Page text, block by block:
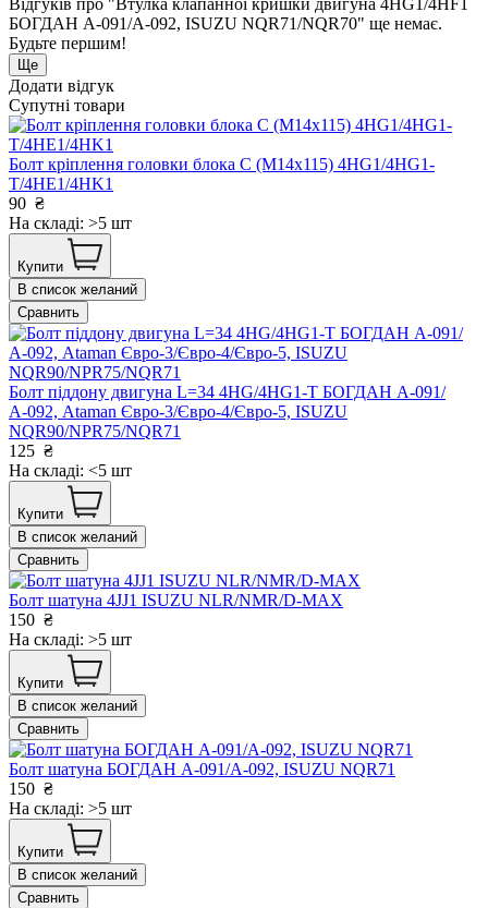
Відгуків про "Втулка клапанної кришки двигуна 4HG1/4HF1
БОГДАН А-091/А-092, ISUZU NQR71/NQR70" ще немає.
Будьте першим!
Ще
Додати відгук
Супутні товари
Болт кріплення головки блока С (М14х115) 4HG1/4HG1-
T/4HE1/4HK1
90 ₴
На складі: >5 шт
Купити
В список желаний
Сравнить
Болт піддону двигуна L=34 4HG/4HG1-T БОГДАН А-091/
А-092, Ataman Євро-3/Євро-4/Євро-5, ISUZU
NQR90/NPR75/NQR71
125 ₴
На складі: <5 шт
Купити
В список желаний
Сравнить
Болт шатуна 4JJ1 ISUZU NLR/NMR/D-MAX
150 ₴
На складі: >5 шт
Купити
В список желаний
Сравнить
Болт шатуна БОГДАН А-091/А-092, ISUZU NQR71
150 ₴
На складі: >5 шт
Купити
В список желаний
Сравнить